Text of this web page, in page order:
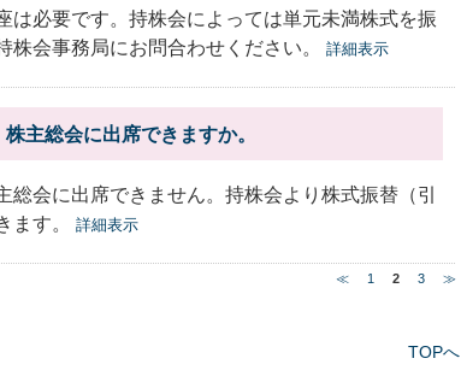
は必要です。持株会によっては単元未満株式を振
会事務局にお問合わせください。
詳細表示
主総会に出席できますか。
総会に出席できません。持株会より株式振替（引
ます。
詳細表示
≪ 1 2 3 ≫
TOPへ